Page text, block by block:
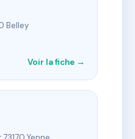
Belley
Voir la fiche →